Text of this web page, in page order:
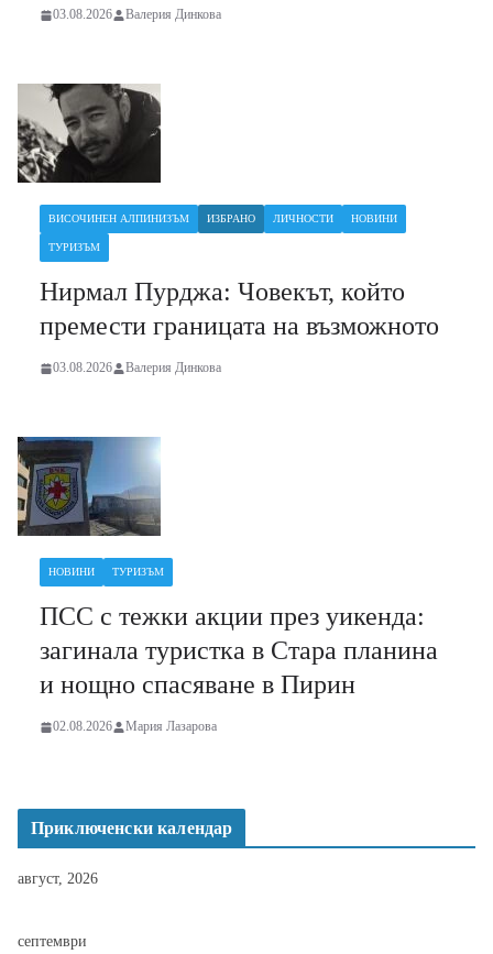
03.08.2026 Валерия Динкова
ВИСОЧИНЕН АЛПИНИЗЪМ ИЗБРАНО ЛИЧНОСТИ НОВИНИ
ТУРИЗЪМ
Нирмал Пурджа: Човекът, който
премести границата на възможното
03.08.2026 Валерия Динкова
НОВИНИ ТУРИЗЪМ
ПСС с тежки акции през уикенда:
загинала туристка в Стара планина
и нощно спасяване в Пирин
02.08.2026 Мария Лазарова
Приключенски календар
август, 2026
септември